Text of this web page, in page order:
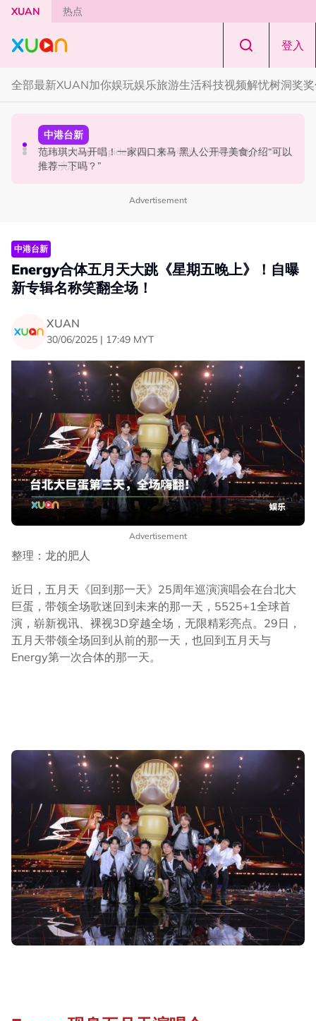
Skip to main content
XUAN 热点
登入
全部最新XUAN加你娱玩娱乐旅游生活科技视频解忧树洞奖
本地星闻
Henn国贤 “Aunty Henn 脱口秀专场 《笑笑笑笑丧》”！10
月31日登场
国际星闻
Tom Holland “Spiderman” 替身曝光！“替完蜘蛛人，马上
又去演忍者”
中港台新
范玮琪大马开唱！一家四口来马 黑人公开寻美食介绍“可以
推荐一下吗？”
Advertisement
中港台新
Energy合体五月天大跳《星期五晚上》！自曝
新专辑名称笑翻全场！
XUAN
30/06/2025 | 17:49 MYT
Advertisement
整理：龙的肥人
近日，五月天《回到那一天》25周年巡演演唱会在台北大
巨蛋，带领全场歌迷回到未来的那一天，5525+1全球首
演，崭新视讯、裸视3D穿越全场，无限精彩亮点。29日，
五月天带领全场回到从前的那一天，也回到五月天与
Energy第一次合体的那一天。